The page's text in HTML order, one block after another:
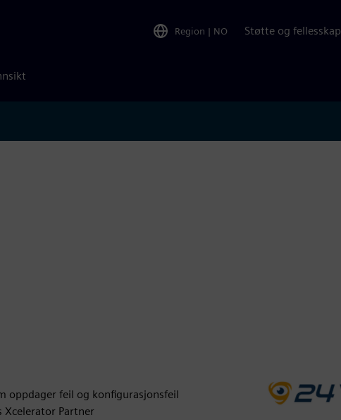
Region | NO Støtte og fellesskap
oppdager feil og konfigurasjonsfeil
Partner